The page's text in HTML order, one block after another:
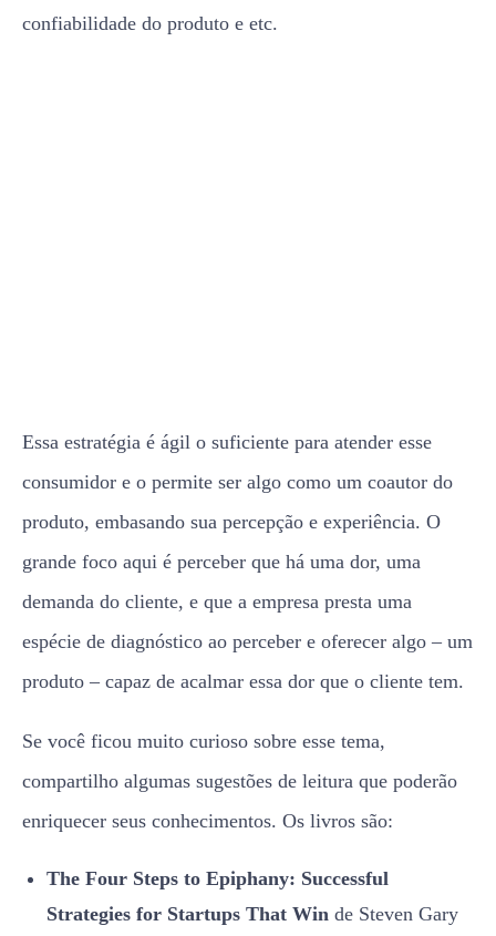
confiabilidade do produto e etc.
Essa estratégia é ágil o suficiente para atender esse
consumidor e o permite ser algo como um coautor do
produto, embasando sua percepção e experiência. O
grande foco aqui é perceber que há uma dor, uma
demanda do cliente, e que a empresa presta uma
espécie de diagnóstico ao perceber e oferecer algo – um
produto – capaz de acalmar essa dor que o cliente tem.
Se você ficou muito curioso sobre esse tema,
compartilho algumas sugestões de leitura que poderão
enriquecer seus conhecimentos. Os livros são:
The Four Steps to Epiphany: Successful
Strategies for Startups That Win de Steven Gary